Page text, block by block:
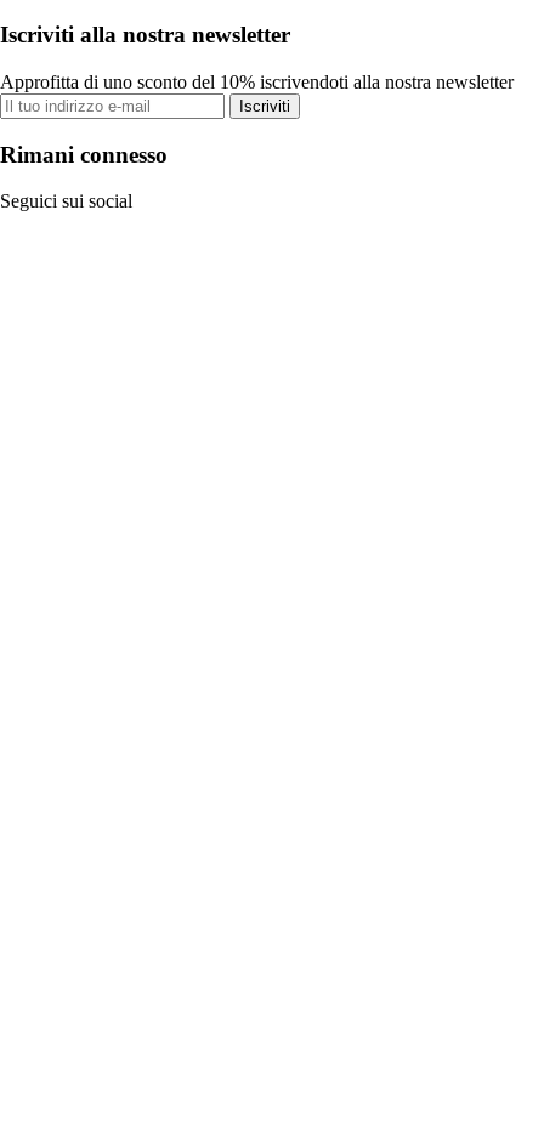
Iscriviti alla nostra newsletter
Approfitta di uno sconto del 10% iscrivendoti alla nostra newsletter
Iscriviti
Rimani connesso
Seguici sui social